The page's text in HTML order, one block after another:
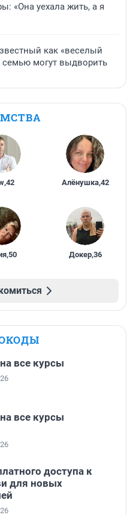
«Она уехала жить, а я
как «веселый
семью могут выдворить
,42 Алёнушка,42
,50 Докер,36
все курсы
все курсы
доступа к
для новых